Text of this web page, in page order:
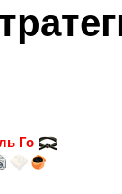
Го